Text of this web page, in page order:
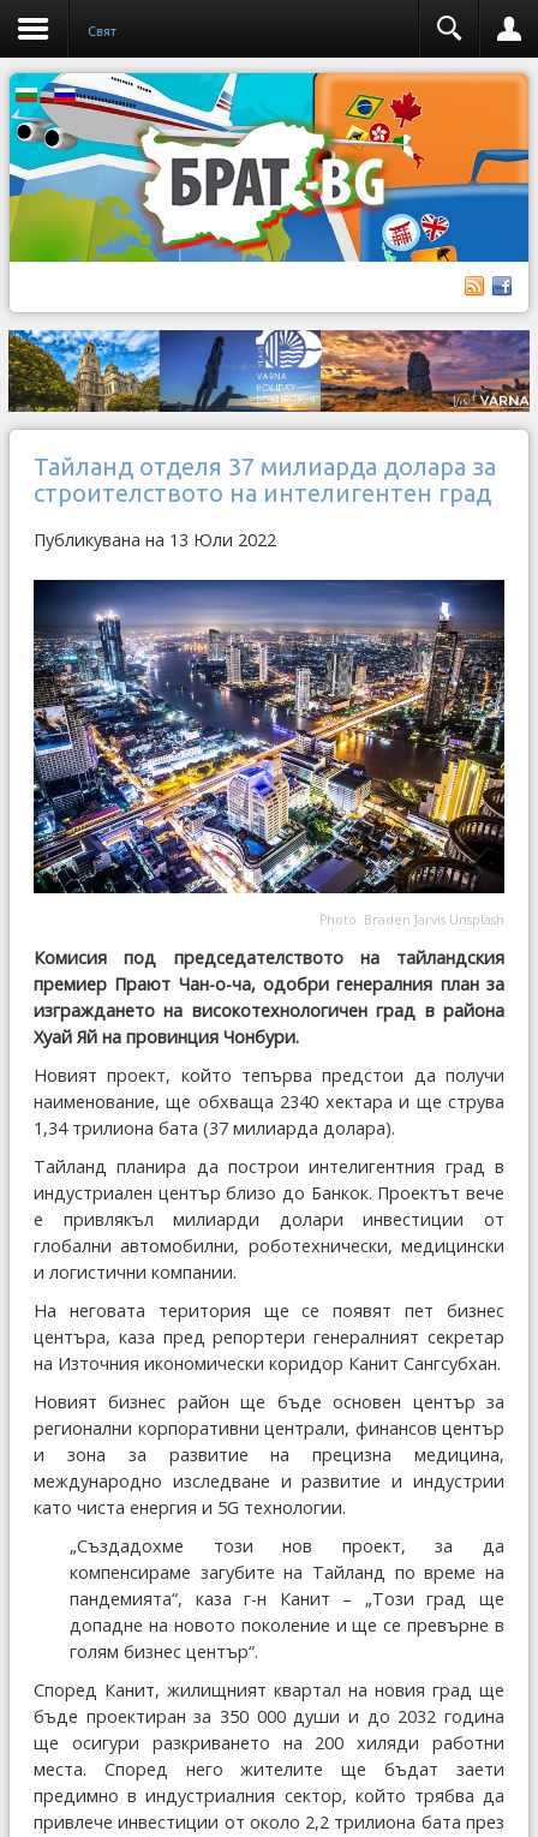
Свят
Тайланд отделя 37 милиарда долара за
строителството на интелигентен град
Публикувана на 13 Юли 2022
Photo: Braden Jarvis Unsplash
Комисия под председателството на тайландския
премиер Прают Чан-о-ча, одобри генералния план за
изграждането на високотехнологичен град в района
Хуай Яй на провинция Чонбури.
Новият проект, който тепърва предстои да получи
наименование, ще обхваща 2340 хектара и ще струва
1,34 трилиона бата (37 милиарда долара).
Тайланд планира да построи интелигентния град в
индустриален център близо до Банкок. Проектът вече
е привлякъл милиарди долари инвестиции от
глобални автомобилни, роботехнически, медицински
и логистични компании.
На неговата територия ще се появят пет бизнес
центъра, каза пред репортери генералният секретар
на Източния икономически коридор Канит Сангсубхан.
Новият бизнес район ще бъде основен център за
регионални корпоративни централи, финансов център
и зона за развитие на прецизна медицина,
международно изследване и развитие и индустрии
като чиста енергия и 5G технологии.
„Създадохме този нов проект, за да
компенсираме загубите на Тайланд по време на
пандемията“, каза г-н Канит – „Този град ще
допадне на новото поколение и ще се превърне в
голям бизнес център“.
Според Канит, жилищният квартал на новия град ще
бъде проектиран за 350 000 души и до 2032 година
ще осигури разкриването на 200 хиляди работни
места. Според него жителите ще бъдат заети
предимно в индустриалния сектор, който трябва да
привлече инвестиции от около 2,2 трилиона бата през